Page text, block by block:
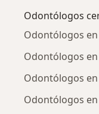
Odontólogos
Odontólogos
Odontólogos
Odontólogos en
Odontólogos